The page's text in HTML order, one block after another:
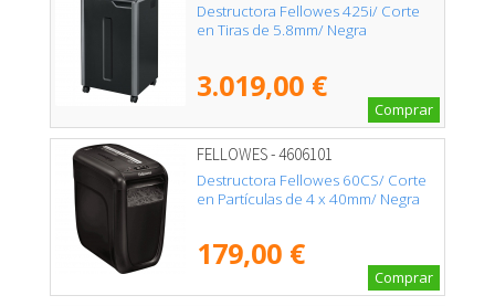
Destructora Fellowes 425i/ Corte
en Tiras de 5.8mm/ Negra
3.019,00 €
Comprar
FELLOWES - 4606101
Destructora Fellowes 60CS/ Corte
en Partículas de 4 x 40mm/ Negra
179,00 €
Comprar